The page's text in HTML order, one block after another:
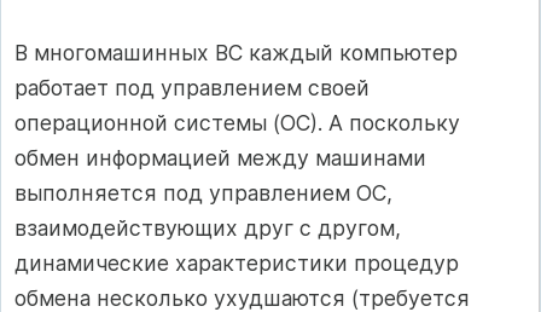
В многомашинных ВС каждый компьютер
работает под управлением своей
операционной системы (ОС). А поскольку
обмен информацией между машинами
выполняется под управлением ОС,
взаимодействующих друг с другом,
динамические характеристики процедур
обмена несколько ухудшаются (требуется